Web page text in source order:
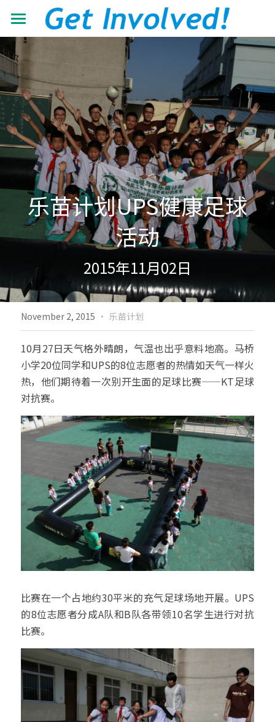
首页
了解根与芽
认识珍·古道尔
共建伙伴
加入我们
工作领域
抵御荒漠化
可持续发展教育
有机生态教育
低碳节能倡导
营造可持续生活
助力儿童成长
倡导生物多样性
最新动态
青年力量
志愿者+
学校小组
资源中心
机构年报
教材教程
影像资料
搜索
中文
English
乐苗计划UPS健康足球
活动
2015年11月02日
November 2, 2015 · 乐苗计划
10月27日天气格外晴朗，气温也出乎意料地高。马桥
小学20位同学和UPS的8位志愿者的热情如天气一样火
热，他们期待着一次别开生面的足球比赛——KT足球
对抗赛。
比赛在一个占地约30平米的充气足球场地开展。UPS
的8位志愿者分成A队和B队各带领10名学生进行对抗
比赛。